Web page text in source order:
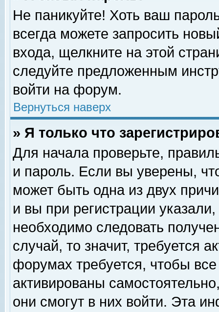
Не паникуйте! Хоть ваш
всегда можете запросить
входа, щелкните на этой
следуйте предложенным
войти на форум.
Вернуться наверх
» Я только что
Для начала проверьте,
и пароль. Если вы уверены,
может быть одна из двух
и вы при регистрации
необходимо следовать
случай, то значит, требуется
форумах требуется, чтобы
активированы
они смогут в них войти. Эта